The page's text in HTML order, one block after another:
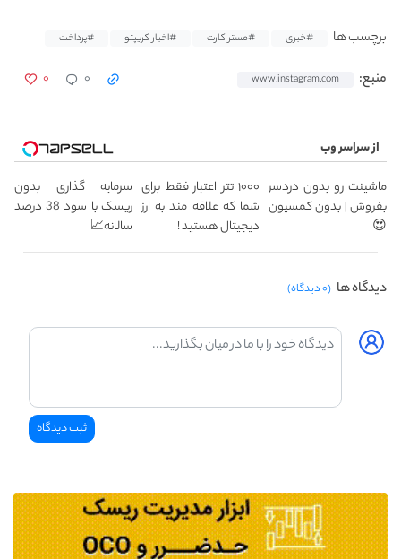
برچسب ها #خبری #مستر کارت #اخبار کریپتو #پرداخت
منبع: www.instagram.com ۰ ۰
از سراسر وب
ماشینت رو بدون دردسر
بفروش | بدون کمسیون
😍
۱۰۰۰ تتر اعتبار فقط برای
شما که علاقه مند به ارز
دیجیتال هستید !
سرمایه گذاری بدون
ریسک با سود 38 درصد
سالانه📈
دیدگاه ها (۰ دیدگاه)